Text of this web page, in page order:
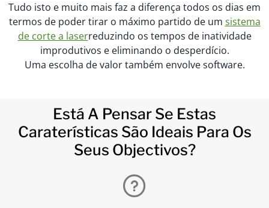
Tudo isto e muito mais faz a diferença todos os dias em
termos de poder tirar o máximo partido de um sistema
de corte a laserreduzindo os tempos de inatividade
improdutivos e eliminando o desperdício.
Uma escolha de valor também envolve software.
Está A Pensar Se Estas
Caraterísticas São Ideais Para Os
Seus Objectivos?